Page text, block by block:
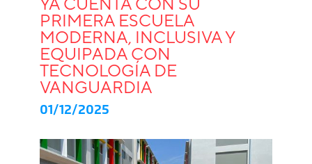
PRIMERA ESCUELA
MODERNA, INCLUSIVA Y
EQUIPADA CON
TECNOLOGÍA DE
VANGUARDIA
01/12/2025